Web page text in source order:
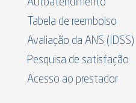
Autoatendimento
Tabela de reembolso
Avaliação da ANS (IDSS)
Pesquisa de satisfação
Acesso ao prestador